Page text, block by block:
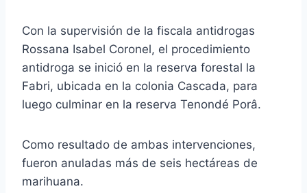
Con la supervisión de la fiscala antidrogas
Rossana Isabel Coronel, el procedimiento
antidroga se inició en la reserva forestal la
Fabri, ubicada en la colonia Cascada, para
luego culminar en la reserva Tenondé Porâ.
Como resultado de ambas intervenciones,
fueron anuladas más de seis hectáreas de
marihuana.